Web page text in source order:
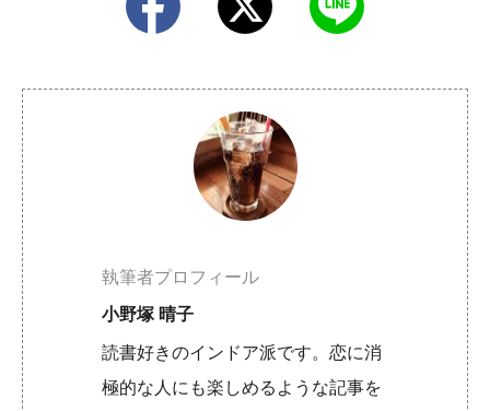
執筆者プロフィール
小野塚 晴子
読書好きのインドア派です。恋に消
極的な人にも楽しめるような記事を